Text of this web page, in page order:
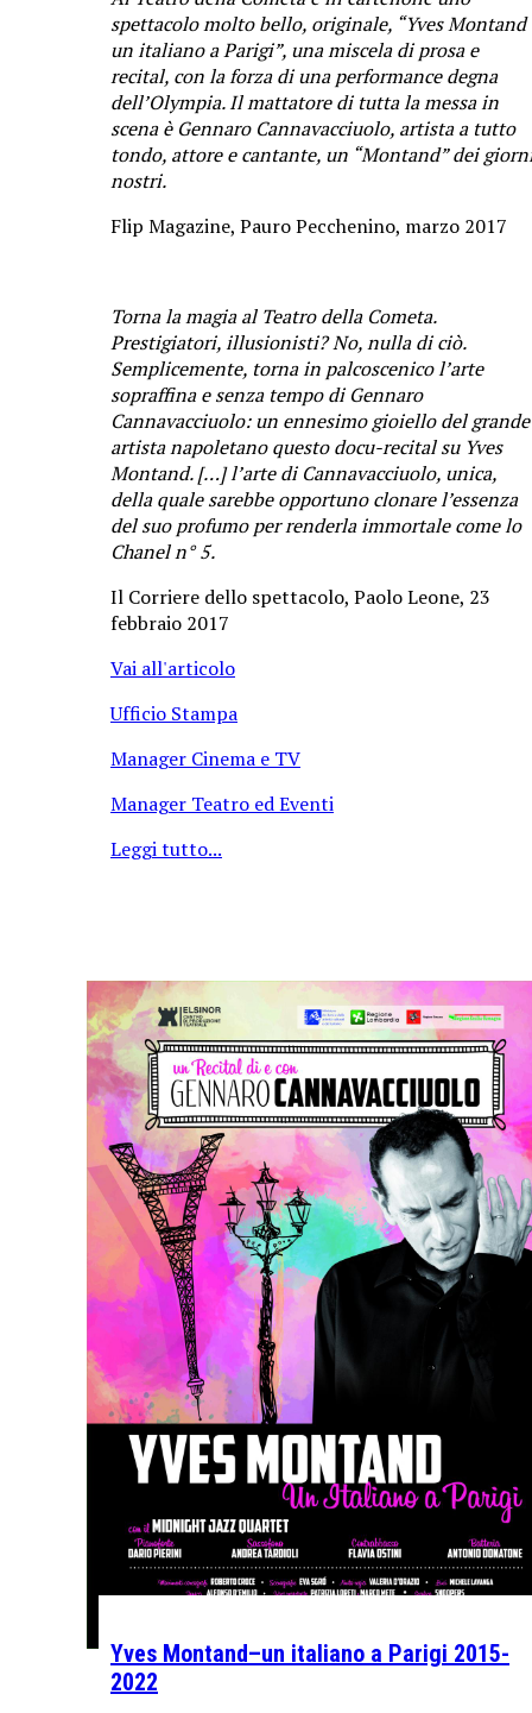
spettacolo molto bello, originale, “Yves Montand
un italiano a Parigi”, una miscela di prosa e
recital, con la forza di una performance degna
dell’Olympia. Il mattatore di tutta la messa in
scena è Gennaro Cannavacciuolo, artista a tutto
tondo, attore e cantante, un “Montand” dei
nostri.
Flip Magazine, Pauro Pecchenino, marzo 2017
Torna la magia al Teatro della Cometa.
Prestigiatori, illusionisti? No, nulla di ciò.
Semplicemente, torna in palcoscenico l’arte
sopraffina e senza tempo di Gennaro
Cannavacciuolo: un ennesimo gioiello del grande
artista napoletano questo docu-recital su Yves
Montand. […] l’arte di Cannavacciuolo, unica,
della quale sarebbe opportuno clonare l’essenza
del suo profumo per renderla immortale come lo
Chanel n° 5.
Il Corriere dello spettacolo, Paolo Leone, 23
febbraio 2017
Vai all'articolo
Ufficio Stampa
Manager Cinema e TV
Manager Teatro ed Eventi
Leggi tutto...
Yves Montand–un italiano a Parigi 2015-
2022